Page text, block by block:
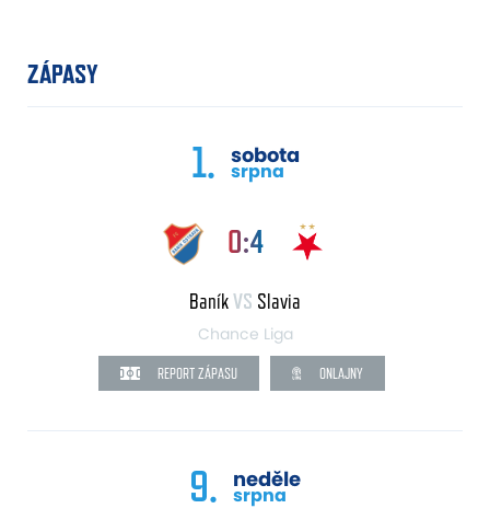
ZÁPASY
1. sobota
srpna
0:4
BaníkVS Slavia
Chance Liga
REPORT ZÁPASU ONLAJNY
9. neděle
srpna